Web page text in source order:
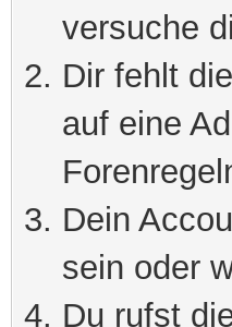
versuche
Dir fehlt
auf eine
Dein
sein oder
Du rufst